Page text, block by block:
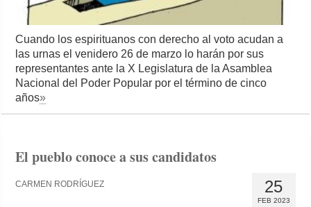
Cuando los espirituanos con derecho al voto acudan a
las urnas el venidero 26 de marzo lo harán por sus
representantes ante la X Legislatura de la Asamblea
Nacional del Poder Popular por el término de cinco
años»
El pueblo conoce a sus candidatos
25
FEB 2023
CARMEN RODRÍGUEZ